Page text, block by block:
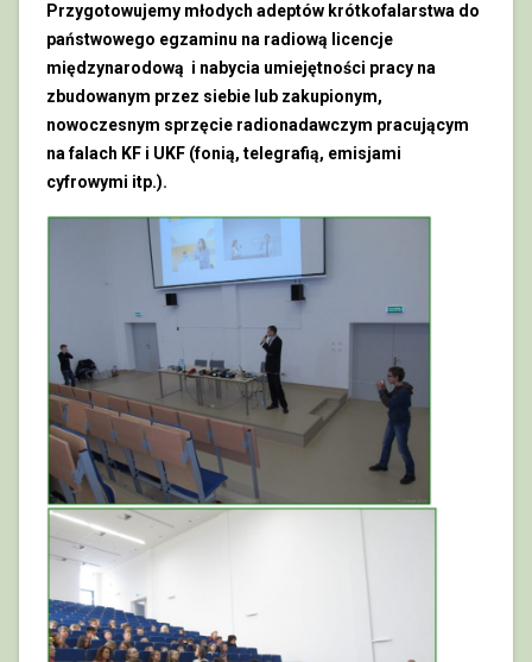
Przygotowujemy młodych adeptów krótkofalarstwa do
państwowego egzaminu na radiową licencje
międzynarodową i nabycia umiejętności pracy na
zbudowanym przez siebie lub zakupionym,
nowoczesnym sprzęcie radionadawczym pracującym
na falach KF i UKF (fonią, telegrafią, emisjami
cyfrowymi itp.).